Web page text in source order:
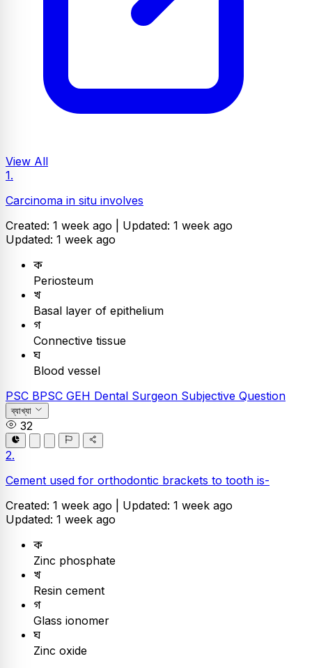
View All
1.
Carcinoma in situ involves
Created: 1 week ago | Updated: 1 week ago
Updated: 1 week ago
ক
Periosteum
খ
Basal layer of epithelium
গ
Connective tissue
ঘ
Blood vessel
PSC BPSC GEH Dental Surgeon Subjective Question
ব্যাখ্যা
32
2.
Cement used for orthodontic brackets to tooth is-
Created: 1 week ago | Updated: 1 week ago
Updated: 1 week ago
ক
Zinc phosphate
খ
Resin cement
গ
Glass ionomer
ঘ
Zinc oxide